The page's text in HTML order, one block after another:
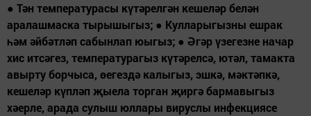
● Тән температурасы күтәрелгән кешеләр белән
аралашмаска тырышыгыз; ● Кулларыгызны ешрак
һәм әйбәтләп сабынлап юыгыз; ● Әгәр үзегезне начар
хис итсәгез, температурагыз күтәрелсә, ютәл, тамакта
авырту борчыса, өегездә калыгыз, эшкә, мәктәпкә,
кешеләр күпләп җыела торган җиргә бармавыгыз
хәерле, арада сулыш юллары вируслы инфекциясе